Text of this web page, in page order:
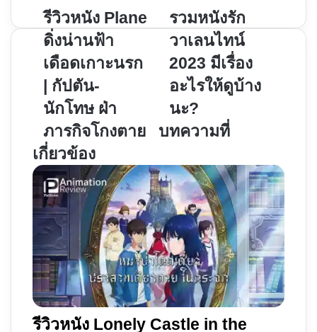
รีวิว
หนัง
Plane
ดิ่ง
น่าน
ฟ้า
เกาะ
นรก
|
กัปตัน-
นักโทษ
ฝ่า
ภารกิจ
โกง
ตาย
รีวิวหนัง Plane
ดิ่งน่านฟ้า
เดือดเกาะนรก
| กัปตัน-
นักโทษ ฝ่า
ภารกิจโกงตาย
รวม
หนัง
รัก
วาเลนไทน์
2023
มี
อะไร
ดู
บ้าง
นะ?
รวมหนังรัก
วาเลนไทน์
2023 มีเรื่อง
อะไรให้ดูบ้าง
นะ?
บทความที่
เกี่ยวข้อง
รีวิวหนัง Lonely Castle in the